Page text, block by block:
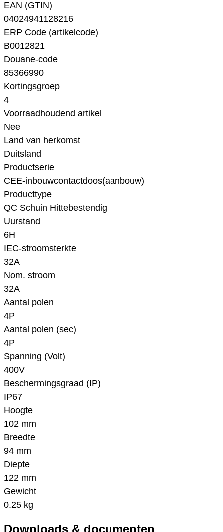
EAN (GTIN)
04024941128216
ERP Code (artikelcode)
B0012821
Douane-code
85366990
Kortingsgroep
4
Voorraadhoudend artikel
Nee
Land van herkomst
Duitsland
Productserie
CEE-inbouwcontactdoos(aanbouw)
Producttype
QC Schuin Hittebestendig
Uurstand
6H
IEC-stroomsterkte
32A
Nom. stroom
32A
Aantal polen
4P
Aantal polen (sec)
4P
Spanning (Volt)
400V
Beschermingsgraad (IP)
IP67
Hoogte
102 mm
Breedte
94 mm
Diepte
122 mm
Gewicht
0.25 kg
Downloads & documenten